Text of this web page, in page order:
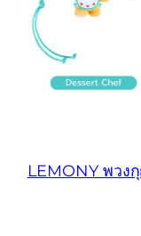
LEMONY พวง